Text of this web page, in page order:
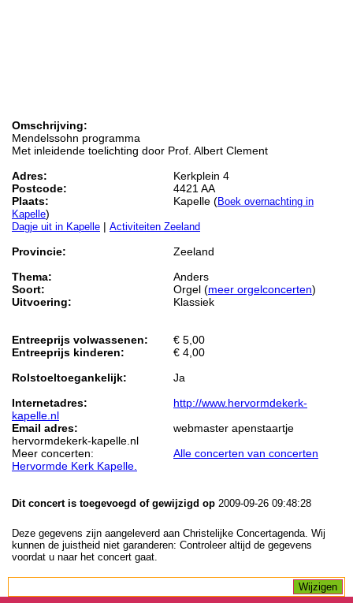
Omschrijving:
Mendelssohn programma
Met inleidende toelichting door Prof. Albert Clement
Adres:
Kerkplein 4
Postcode:
4421 AA
Plaats:
Kapelle (Boek overnachting in
Kapelle)
Dagje uit in Kapelle | Activiteiten Zeeland
Provincie:
Zeeland
Thema:
Anders
Soort:
Orgel (meer orgelconcerten)
Uitvoering:
Klassiek
Entreeprijs volwassenen:
€ 5,00
Entreeprijs kinderen:
€ 4,00
Rolstoeltoegankelijk:
Ja
Internetadres:
http://www.hervormdekerk-
kapelle.nl
Email adres:
webmaster apenstaartje
hervormdekerk-kapelle.nl
Meer concerten:
Alle concerten van concerten
Hervormde Kerk Kapelle.
Dit concert is toegevoegd of gewijzigd op 2009-09-26 09:48:28
Deze gegevens zijn aangeleverd aan Christelijke Concertagenda. Wij
kunnen de juistheid niet garanderen: Controleer altijd de gegevens
voordat u naar het concert gaat.